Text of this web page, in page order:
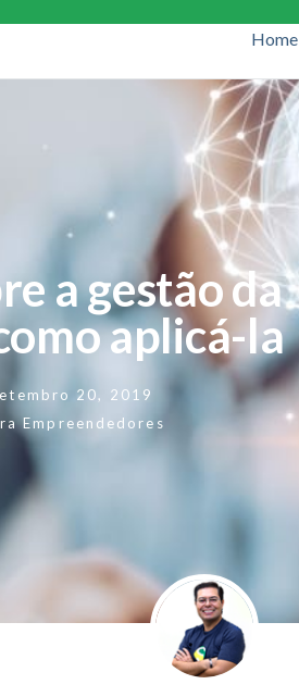
Home
a gestão da
aplicá-la
20, 2019
Empreendedores